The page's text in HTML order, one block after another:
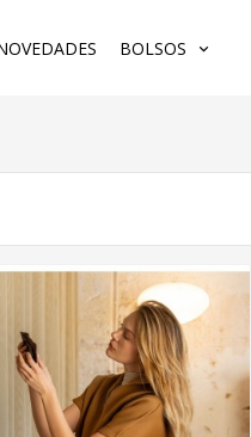
BOLSOS